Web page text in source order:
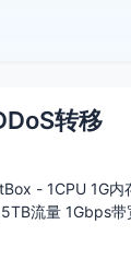
转移
- 1CPU 1G内
流量 1Gbps带